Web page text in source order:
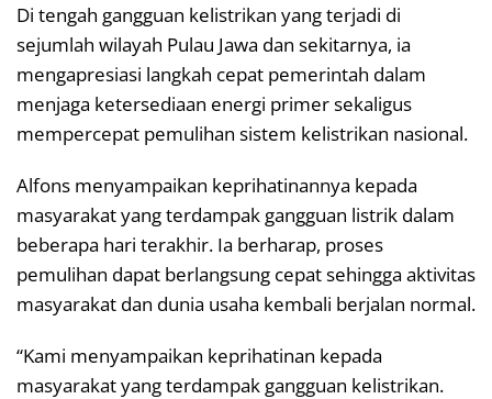
Di tengah gangguan kelistrikan yang terjadi di
sejumlah wilayah Pulau Jawa dan sekitarnya, ia
mengapresiasi langkah cepat pemerintah dalam
menjaga ketersediaan energi primer sekaligus
mempercepat pemulihan sistem kelistrikan nasional.
Alfons menyampaikan keprihatinannya kepada
masyarakat yang terdampak gangguan listrik dalam
beberapa hari terakhir. Ia berharap, proses
pemulihan dapat berlangsung cepat sehingga aktivitas
masyarakat dan dunia usaha kembali berjalan normal.
“Kami menyampaikan keprihatinan kepada
masyarakat yang terdampak gangguan kelistrikan.